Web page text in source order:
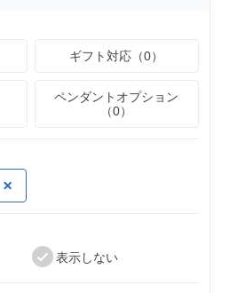
ギフト対応（0）
ペンダントオプション
（0）
表示しない